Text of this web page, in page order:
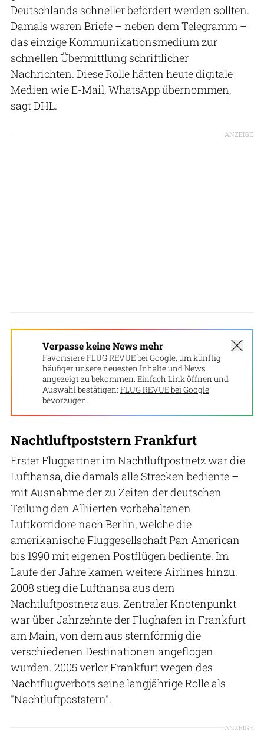
Deutschlands schneller befördert werden sollten.
Damals waren Briefe – neben dem Telegramm –
das einzige Kommunikationsmedium zur
schnellen Übermittlung schriftlicher
Nachrichten. Diese Rolle hätten heute digitale
Medien wie E-Mail, WhatsApp übernommen,
sagt DHL.
ANZEIGE
Verpasse keine News mehr
Favorisiere FLUG REVUE bei Google, um künftig
häufiger unsere neuesten Inhalte und News
angezeigt zu bekommen. Einfach Link öffnen und
Auswahl bestätigen: FLUG REVUE bei Google
bevorzugen.
Nachtluftpoststern Frankfurt
Erster Flugpartner im Nachtluftpostnetz war die
Lufthansa, die damals alle Strecken bediente –
mit Ausnahme der zu Zeiten der deutschen
Teilung den Alliierten vorbehaltenen
Luftkorridore nach Berlin, welche die
amerikanische Fluggesellschaft Pan American
bis 1990 mit eigenen Postflügen bediente. Im
Laufe der Jahre kamen weitere Airlines hinzu.
2008 stieg die Lufthansa aus dem
Nachtluftpostnetz aus. Zentraler Knotenpunkt
war über Jahrzehnte der Flughafen in Frankfurt
am Main, von dem aus sternförmig die
verschiedenen Destinationen angeflogen
wurden. 2005 verlor Frankfurt wegen des
Nachtflugverbots seine langjährige Rolle als
"Nachtluftpoststern".
ANZEIGE